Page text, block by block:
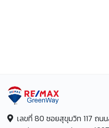
เลขที่ 80 ซอยสุขุมวิท 117 ถน